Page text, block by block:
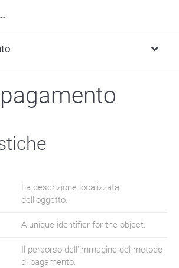
La descrizione localizzata
dell'oggetto.
A unique identifier for the object.
Il percorso dell'immagine del metodo
di pagamento.